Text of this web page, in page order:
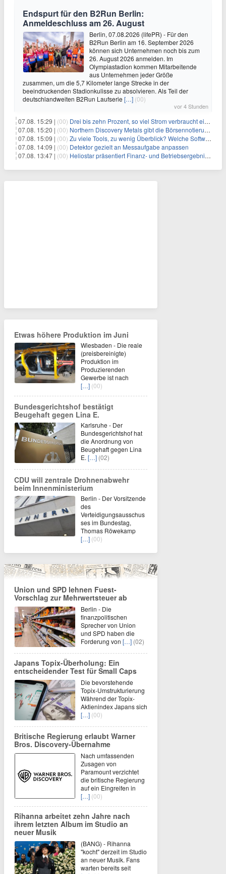
Endspurt für den B2Run Berlin:
Anmeldeschluss am 26. August
Berlin, 07.08.2026 (lifePR) - Für den
B2Run Berlin am 16. September 2026
können sich Unternehmen noch bis zum
26. August 2026 anmelden. Im
Olympiastadion kommen Mitarbeitende
aus Unternehmen jeder Größe
zusammen, um die 5,7 Kilometer lange Strecke in der
beeindruckenden Stadionkulisse zu absolvieren. Als Teil der
deutschlandweiten B2Run Laufserie […] (00)
vor 4 Stunden
07.08. 15:29 | (00) Drei bis zehn Prozent, so viel Strom verbraucht ein Aufzug im Gebäude
07.08. 15:20 | (00) Northern Discovery Metals gibt die Börsennotierung an der Frankfurter Wertpapierbörse bekannt
07.08. 15:09 | (00) Zu viele Tools, zu wenig Überblick? Welche Software IT-Dienstleister wirklich brauchen
07.08. 14:09 | (00) Detektor gezielt an Messaufgabe anpassen
07.08. 13:47 | (00) Heliostar präsentiert Finanz- und Betriebsergebnis für das zweite Quartal 2026 mit Goldproduktion und Barreserven in Rekordhöhe
Etwas höhere Produktion im Juni
Wiesbaden - Die reale
(preisbereinigte)
Produktion im
Produzierenden
Gewerbe ist nach
[…] (00)
Bundesgerichtshof bestätigt
Beugehaft gegen Lina E.
Karlsruhe - Der
Bundesgerichtshof hat
die Anordnung von
Beugehaft gegen Lina
E. […] (02)
CDU will zentrale Drohnenabwehr
beim Innenministerium
Berlin - Der Vorsitzende
des
Verteidigungsausschus
ses im Bundestag,
Thomas Röwekamp
[…] (00)
Union und SPD lehnen Fuest-
Vorschlag zur Mehrwertsteuer ab
Berlin - Die
finanzpolitischen
Sprecher von Union
und SPD haben die
Forderung von […] (02)
Japans Topix-Überholung: Ein
entscheidender Test für Small Caps
Die bevorstehende
Topix-Umstrukturierung
Während der Topix-
Aktienindex Japans sich
[…] (00)
Britische Regierung erlaubt Warner
Bros. Discovery-Übernahme
Nach umfassenden
Zusagen von
Paramount verzichtet
die britische Regierung
auf ein Eingreifen in
[…] (00)
Rihanna arbeitet zehn Jahre nach
ihrem letzten Album im Studio an
neuer Musik
(BANG) - Rihanna
"kocht" derzeit im Studio
an neuer Musik. Fans
warten bereits seit